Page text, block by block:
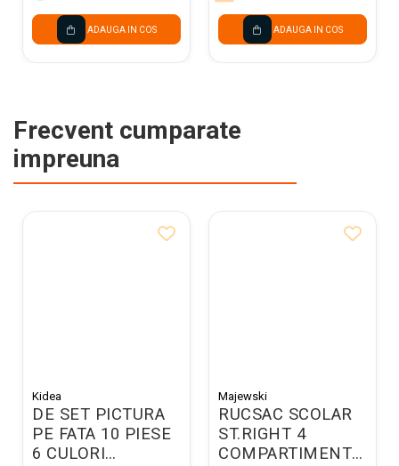
ADAUGA IN COS ADAUGA IN COS
Frecvent cumparate
impreuna
Kidea
DE SET PICTURA
PE FATA 10 PIESE
6 CULORI
Majewski
RUCSAC SCOLAR
ST.RIGHT 4
COMPARTIMENTE